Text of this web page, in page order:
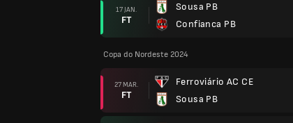
17 JAN.
FT
Sousa PB
Confianca PB
Copa do Nordeste 2024
27 MAR.
FT
Ferroviário AC CE
Sousa PB